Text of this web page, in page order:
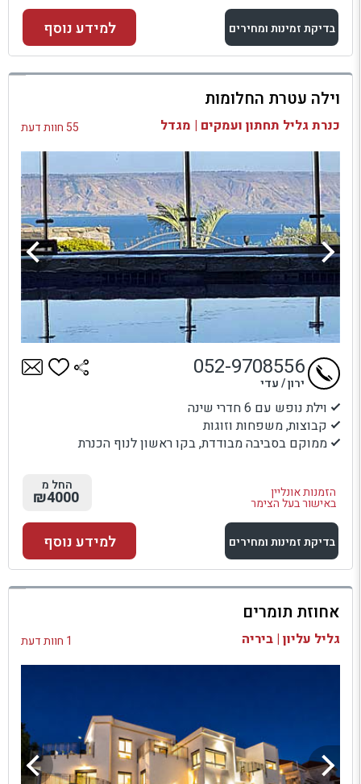
בדיקת זמינות ומחירים
למתחם זה
בדיקת זמינות ומחירים
למידע נוסף
וילה עטרת החלומות
כנרת גליל תחתון ועמקים | מגדל 55 חוות דעת
וילת נופש עם 6 חדרי שינה
קבוצות, משפחות וזוגות
ממוקם בסביבה מבודדת, בקו ראשון לנוף הכנרת
הזמנות אונליין
באישור בעל הצימר
052-9708556
ירון / עדי
החל מ
₪4000
בדיקת זמינות ומחירים
למתחם זה
בדיקת זמינות ומחירים
למידע נוסף
אחוזת תומרים
גליל עליון | ביריה 1 חוות דעת